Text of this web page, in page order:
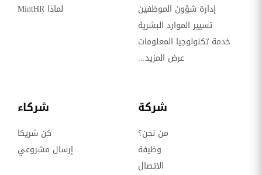
إدارة شؤون الموظفين
تسيير الموارد البشرية
خدمة تكنولوجيا المعلومات
عرض المزيد...
لماذا MintHR
شركة
من نحن؟
وظيفة
الاتصال
شركاء
كن شريكا
إرسال مشروعي